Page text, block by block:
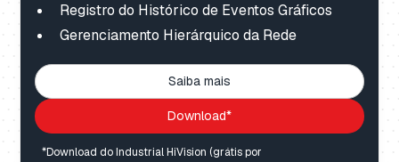
Registro do Histórico de Eventos Gráficos
Gerenciamento Hierárquico da Rede
Saiba mais
Download*
*Download do Industrial HiVision (grátis por